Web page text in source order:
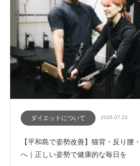
ダイエットについて 2026.07.22
【平和島で姿勢改善】猫背・反り腰
へ｜正しい姿勢で健康的な毎日を